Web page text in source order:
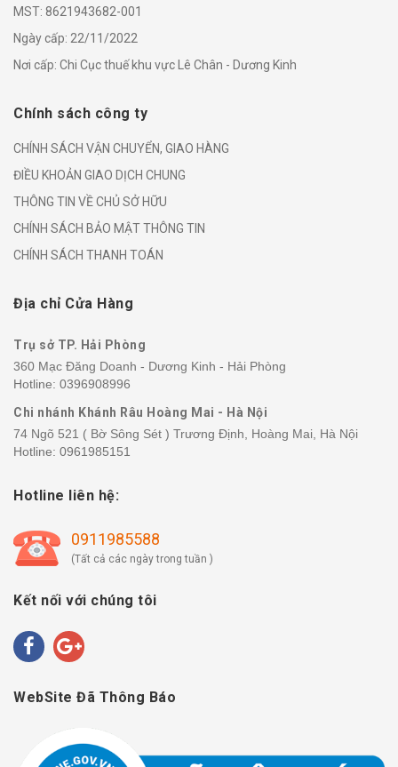
MST: 8621943682-001
Ngày cấp: 22/11/2022
Nơi cấp: Chi Cục thuế khu vực Lê Chân - Dương Kinh
Chính sách công ty
CHÍNH SÁCH VẬN CHUYỂN, GIAO HÀNG
ĐIỀU KHOẢN GIAO DỊCH CHUNG
THÔNG TIN VỀ CHỦ SỞ HỮU
CHÍNH SÁCH BẢO MẬT THÔNG TIN
CHÍNH SÁCH THANH TOÁN
Địa chỉ Cửa Hàng
Trụ sở TP. Hải Phòng
360 Mạc Đăng Doanh - Dương Kinh - Hải Phòng
Hotline: 0396908996
Chi nhánh Khánh Râu Hoàng Mai - Hà Nội
74 Ngõ 521 ( Bờ Sông Sét ) Trương Định, Hoàng Mai, Hà Nội
Hotline: 0961985151
Hotline liên hệ:
0911985588
(Tất cả các ngày trong tuần )
Kết nối với chúng tôi
WebSite Đã Thông Báo